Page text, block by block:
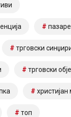
трговски
трговски
топ